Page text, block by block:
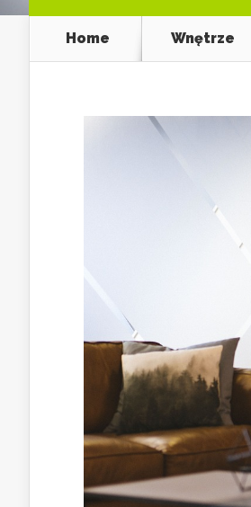
Home Wnętrze